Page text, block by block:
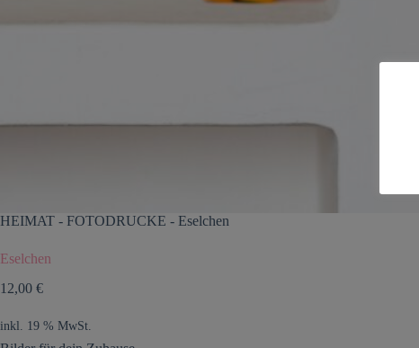
HEIMAT - FOTODRUCKE - Eselchen
Eselchen
12,00 €
inkl. 19 % MwSt.